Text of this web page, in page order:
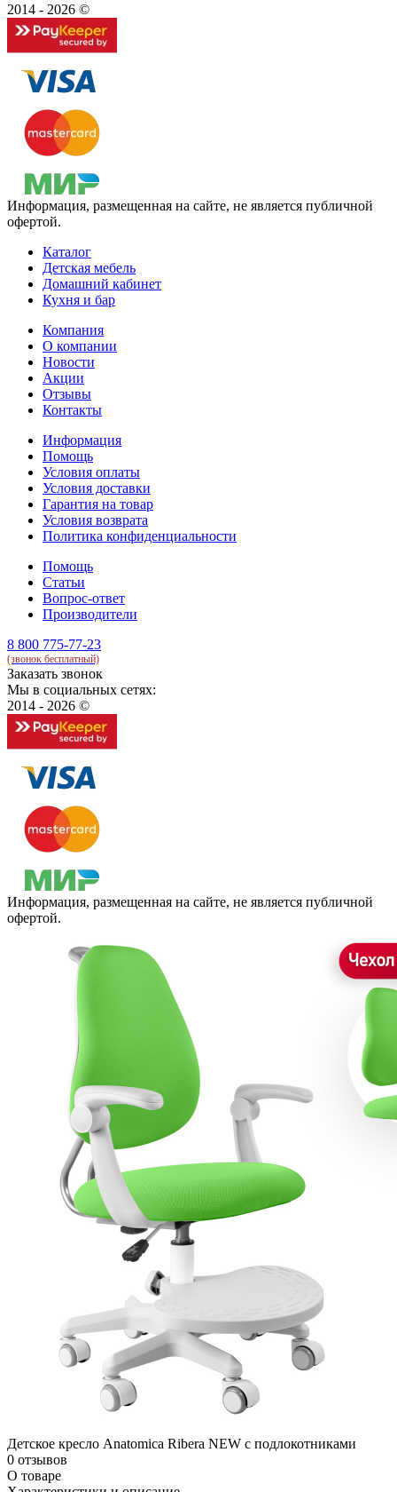
2014 - 2026 ©
Информация, размещенная на сайте, не является публичной
офертой.
Каталог
Детская мебель
Домашний кабинет
Кухня и бар
Компания
О компании
Новости
Акции
Отзывы
Контакты
Информация
Помощь
Условия оплаты
Условия доставки
Гарантия на товар
Условия возврата
Политика конфиденциальности
Помощь
Статьи
Вопрос-ответ
Производители
8 800 775-77-23
(звонок бесплатный)
Заказать звонок
Мы в социальных сетях:
2014 - 2026 ©
Информация, размещенная на сайте, не является публичной
офертой.
Детское кресло Anatomica Ribera NEW с подлокотниками
0 отзывов
О товаре